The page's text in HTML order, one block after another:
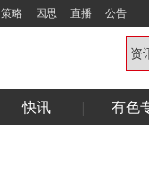
策略 因思 直播 公告
快讯 有色